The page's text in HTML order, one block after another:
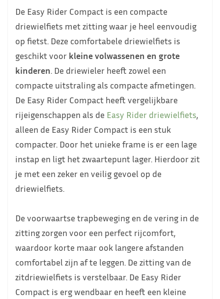
De Easy Rider Compact is een compacte
driewielfiets met zitting waar je heel eenvoudig
op fietst. Deze comfortabele driewielfiets is
geschikt voor kleine volwassenen en grote
kinderen. De driewieler heeft zowel een
compacte uitstraling als compacte afmetingen.
De Easy Rider Compact heeft vergelijkbare
rijeigenschappen als de Easy Rider driewielfiets,
alleen de Easy Rider Compact is een stuk
compacter. Door het unieke frame is er een lage
instap en ligt het zwaartepunt lager. Hierdoor zit
je met een zeker en veilig gevoel op de
driewielfiets.
De voorwaartse trapbeweging en de vering in de
zitting zorgen voor een perfect rijcomfort,
waardoor korte maar ook langere afstanden
comfortabel zijn af te leggen. De zitting van de
zitdriewielfiets is verstelbaar. De Easy Rider
Compact is erg wendbaar en heeft een kleine